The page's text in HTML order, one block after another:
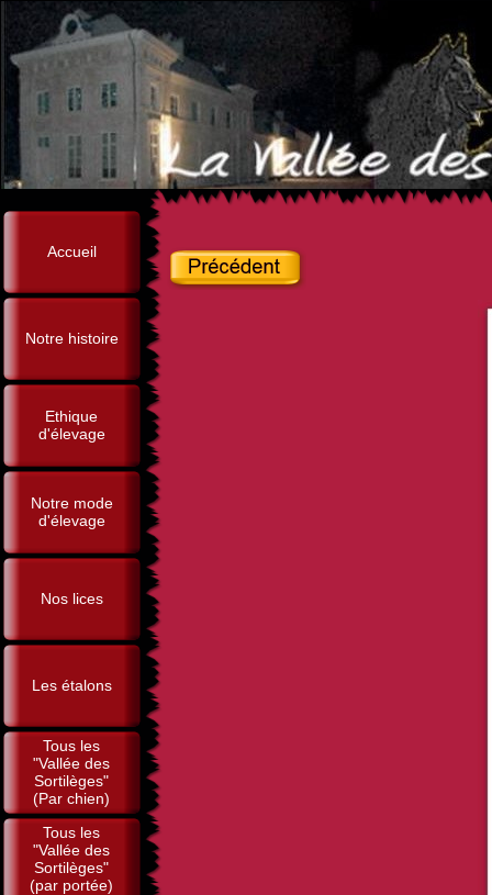
Accueil
Notre histoire
Ethique
d'élevage
Notre mode
d'élevage
Nos lices
Les étalons
Tous les
"Vallée des
Sortilèges"
(Par chien)
Tous les
"Vallée des
Sortilèges"
(par portée)